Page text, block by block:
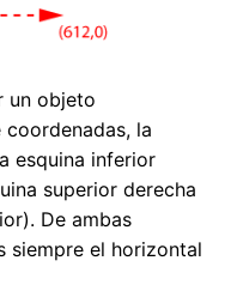
un objeto
la
esquina inferior
superior derecha
De ambas
siempre el horizontal